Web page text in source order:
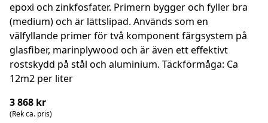
epoxi och zinkfosfater. Primern bygger och fyller bra
(medium) och är lättslipad. Används som en
välfyllande primer för två komponent färgsystem på
glasfiber, marinplywood och är även ett effektivt
rostskydd på stål och aluminium. Täckförmåga: Ca
12m2 per liter
3 868 kr
(Rek ca. pris)